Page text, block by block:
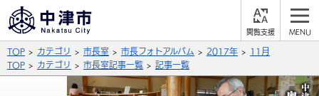
支
文字の大きさ
拡大 標準 縮小
サイト内検索
TOP カテゴリ 市長室 市長フォトアルバム 2017年
11月
TOP
カテゴリ 市長室記事一覧 記事一覧